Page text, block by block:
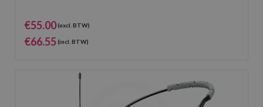
€55.00(excl. BTW)
€66.55 (incl. BTW)